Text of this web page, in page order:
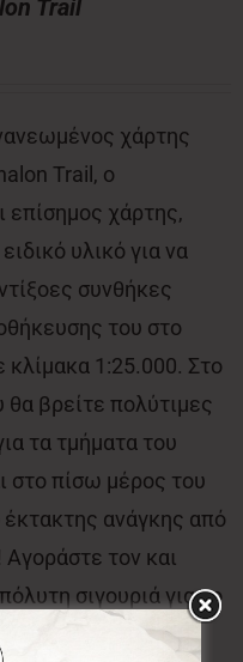
Trail
χάρτης
Trail, ο
επίσημος χάρτης,
υλικό για να
συνθήκες
του στο
κλίμακα 1:25.000. Στο
βρείτε πολύτιμες
τα τμήματα του
στο πίσω μέρος του
ανάγκης από
τον και
σιγουριά για το
θέλετε να πάτε.